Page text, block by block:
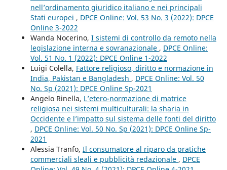
nell’ordinamento giuridico italiano e nei principali
Stati europei , DPCE Online: Vol. 53 No. 3 (2022): DPCE
Online 3-2022
Wanda Nocerino, I sistemi di controllo da remoto nella
legislazione interna e sovranazionale , DPCE Online:
Vol. 51 No. 1 (2022): DPCE Online 1-2022
Luigi Colella, Fattore religioso, diritto e normazione in
India, Pakistan e Bangladesh , DPCE Online: Vol. 50
No. Sp (2021): DPCE Online Sp-2021
Angelo Rinella, L’etero-normazione di matrice
religiosa nei sistemi multiculturali: la sharia in
Occidente e l’impatto sul sistema delle fonti del diritto
, DPCE Online: Vol. 50 No. Sp (2021): DPCE Online Sp-
2021
Alessia Tranfo, Il consumatore al riparo da pratiche
commerciali sleali e pubblicità redazionale , DPCE